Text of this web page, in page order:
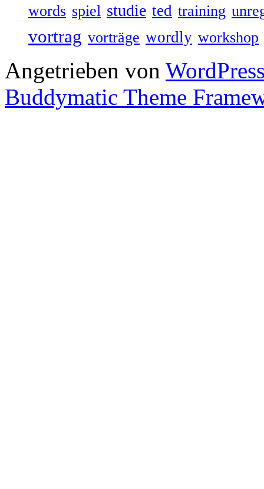
words spiel studie ted training
vortrag vorträge wordly workshop
Angetrieben von
Buddymatic Theme